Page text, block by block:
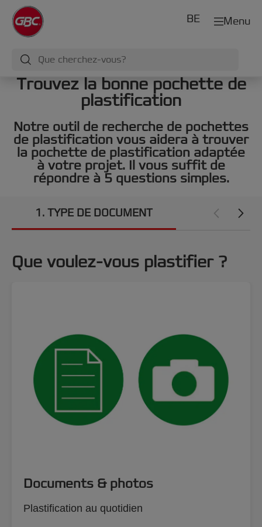
Menu
BE
Trouvez la bonne pochette de
plastification
Notre outil de recherche de pochettes
de plastification vous aidera à trouver
la pochette de plastification adaptée
à votre projet. Il vous suffit de
répondre à 5 questions simples.
1 TYPE DE DOCUMENT TAILLE
Que voulez-vous plastifier ?
Documents & photos
Plastification au quotidien